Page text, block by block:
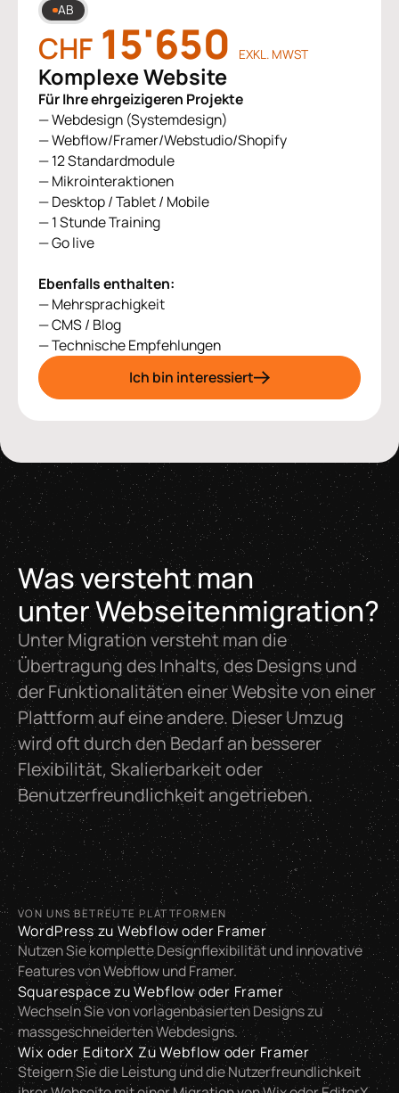
AB
CHF 15'650 EXKL. MWST
Komplexe Website
Für Ihre ehrgeizigeren Projekte
— Webdesign (Systemdesign)
— Webflow/Framer/Webstudio/Shopify
— 12 Standardmodule
— Mikrointeraktionen
— Desktop / Tablet / Mobile
— 1 Stunde Training
— Go live
Ebenfalls enthalten:
— Mehrsprachigkeit
— CMS / Blog
— Technische Empfehlungen
Ich bin interessiert
Was versteht man
unter Webseitenmigration?
Unter Migration versteht man die
Übertragung des Inhalts, des Designs und
der Funktionalitäten einer Website von einer
Plattform auf eine andere. Dieser Umzug
wird oft durch den Bedarf an besserer
Flexibilität, Skalierbarkeit oder
Benutzerfreundlichkeit angetrieben.
VON UNS BETREUTE PLATTFORMEN
WordPress zu Webflow oder Framer
Nutzen Sie komplette Designflexibilität und innovative
Features von Webflow und Framer.
Squarespace zu Webflow oder Framer
Wechseln Sie von vorlagenbasierten Designs zu
massgeschneiderten Webdesigns.
Wix oder EditorX Zu Webflow oder Framer
Steigern Sie die Leistung und die Nutzerfreundlichkeit